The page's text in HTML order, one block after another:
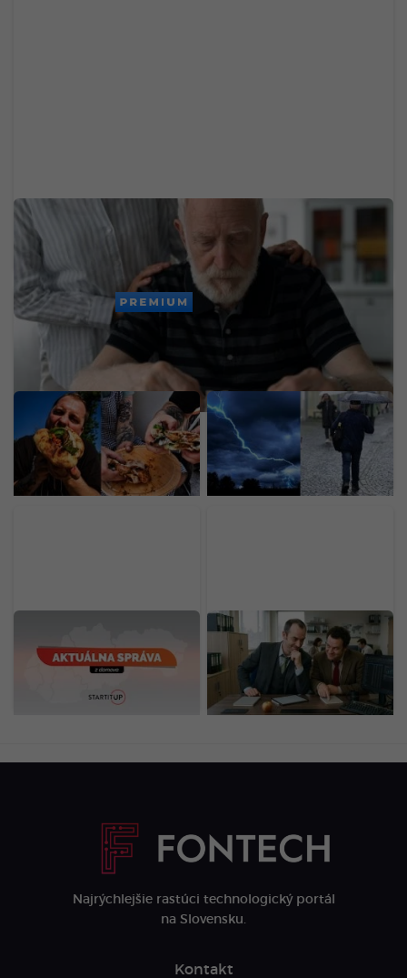
Chceš sa vyhnúť demencii v starobe? Zmenou
troch návykov medzi 45. a 65. rokom získaš vyše
dekádu zdravého života
PREMIUM
Mladý Ukrajinec otvoril v
Bratislave nový street
food za 30-tisíc eur. Prax
získal v michelinských
reštauráciách
SHMÚ zvyšuje výstrahy:
Búrky s krúpami
zasiahnu stred aj východ,
na týchto miestach
hrozia bleskové povodne
Slovnafte pod kontrolou,
príčina sa bude
vyšetrovať
Slováci sú majstri v
daňových únikoch: V
rebríčku sme porazili aj
Mongolsko, takto
vyzerajú naše praktiky
Najrýchlejšie rastúci technologický portál
na Slovensku.
Kontakt